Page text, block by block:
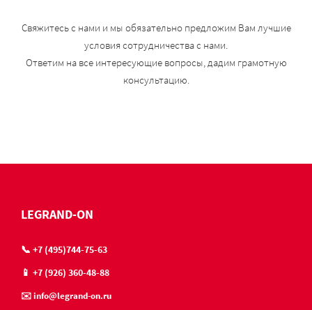
Свяжитесь с нами и мы обязательно предложим Вам лучшие
условия сотрудничества с нами.
Ответим на все интересующие вопросы, дадим грамотную
консультацию.
LEGRAND-ON
📞 +7 (495)744-75-63
📱 +7 (926) 360-48-88
✉️ info@legrand-on.ru